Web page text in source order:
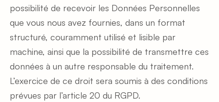
possibilité de recevoir les Données Personnelles
que vous nous avez fournies, dans un format
structuré, couramment utilisé et lisible par
machine, ainsi que la possibilité de transmettre ces
données à un autre responsable du traitement.
L’exercice de ce droit sera soumis à des conditions
prévues par l’article 20 du RGPD.